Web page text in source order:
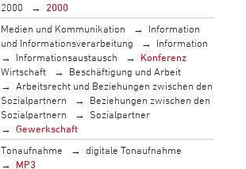
2000
2000
Medien und Kommunikation
Information
und Informationsverarbeitung
Information
Informationsaustausch
Konferenz
Wirtschaft
Beschäftigung und Arbeit
Arbeitsrecht und Beziehungen zwischen den
Sozialpartnern
Beziehungen zwischen den
Sozialpartnern
Sozialpartner
Gewerkschaft
Tonaufnahme
digitale Tonaufnahme
MP3